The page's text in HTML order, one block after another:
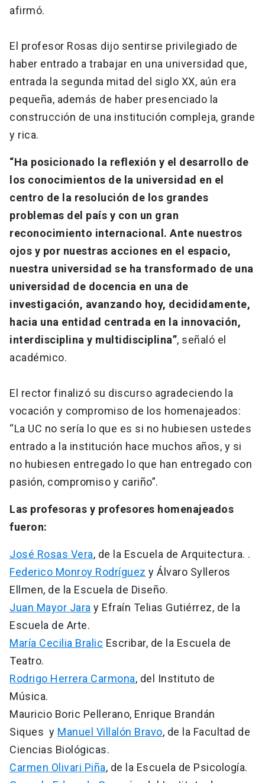
afirmó.
El profesor Rosas dijo sentirse privilegiado de
haber entrado a trabajar en una universidad que,
entrada la segunda mitad del siglo XX, aún era
pequeña, además de haber presenciado la
construcción de una institución compleja, grande
y rica.
“Ha posicionado la reflexión y el desarrollo de
los conocimientos de la universidad en el
centro de la resolución de los grandes
problemas del país y con un gran
reconocimiento internacional. Ante nuestros
ojos y por nuestras acciones en el espacio,
nuestra universidad se ha transformado de una
universidad de docencia en una de
investigación, avanzando hoy, decididamente,
hacia una entidad centrada en la innovación,
interdisciplina y multidisciplina”, señaló el
académico.
El rector finalizó su discurso agradeciendo la
vocación y compromiso de los homenajeados:
“La UC no sería lo que es si no hubiesen ustedes
entrado a la institución hace muchos años, y si
no hubiesen entregado lo que han entregado con
pasión, compromiso y cariño”.
Las profesoras y profesores homenajeados
fueron:
José Rosas Vera, de la Escuela de Arquitectura. .
Federico Monroy Rodríguez y Álvaro Sylleros
Ellmen, de la Escuela de Diseño.
Juan Mayor Jara y Efraín Telias Gutiérrez, de la
Escuela de Arte.
María Cecilia Bralic Escribar, de la Escuela de
Teatro.
Rodrigo Herrera Carmona, del Instituto de
Música.
Mauricio Boric Pellerano, Enrique Brandán
Siques y Manuel Villalón Bravo, de la Facultad de
Ciencias Biológicas.
Carmen Olivari Piña, de la Escuela de Psicología.